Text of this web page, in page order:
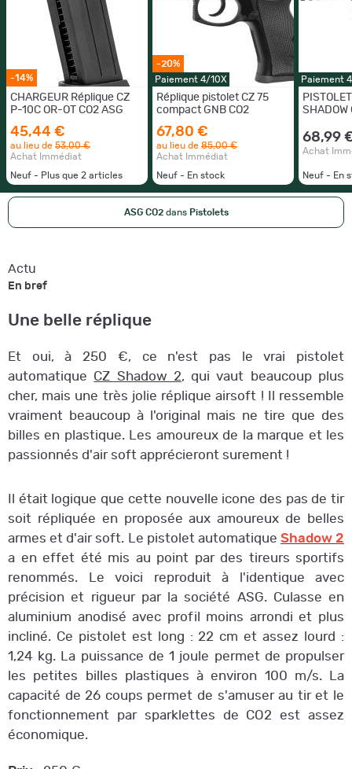
-14%
CHARGEUR Réplique CZ
P-10C OR-OT CO2 ASG
45,44 €
au lieu de 53,00 €
Achat Immédiat
Neuf - Plus que 2 articles
-20%
Paiement 4/10X
Réplique pistolet CZ 75
compact GNB CO2
67,80 €
au lieu de 85,00 €
Achat Immédiat
Neuf - En stock
Paiement
SHADOW
68,99
Achat
Neuf - En
ASG CO2dans Pistolets
Actu
En bref
Une belle réplique
Et oui, à 250 €, ce n'est pas le vrai pistolet
automatique CZ Shadow 2, qui vaut beaucoup plus
cher, mais une très jolie réplique airsoft ! Il ressemble
vraiment beaucoup à l'original mais ne tire que des
billes en plastique. Les amoureux de la marque et les
passionnés d'air soft apprécieront surement !
Il était logique que cette nouvelle icone des pas de tir
soit répliquée en proposée aux amoureux de belles
armes et d'air soft. Le pistolet automatique Shadow 2
a en effet été mis au point par des tireurs sportifs
renommés. Le voici reproduit à l'identique avec
précision et rigueur par la société ASG. Culasse en
aluminium anodisé avec profil moins arrondi et plus
incliné. Ce pistolet est long : 22 cm et assez lourd :
1,24 kg. La puissance de 1 joule permet de propulser
les petites billes plastiques à environ 100 m/s. La
capacité de 26 coups permet de s'amuser au tir et le
fonctionnement par sparklettes de CO2 est assez
économique.